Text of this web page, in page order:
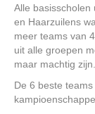
Alle basisscholen
en Haarzuilens
meer teams van
uit alle groepen
maar machtig zijn.
De 6 beste